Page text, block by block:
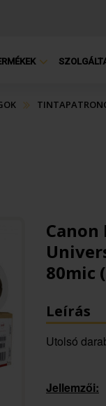
Canon
80mic
Leírás
Utolsó
Jellemzői: